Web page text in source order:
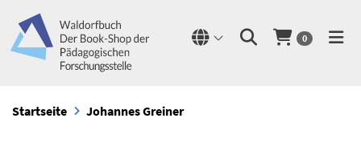
0
Startseite Johannes Greiner